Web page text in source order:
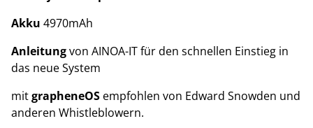
Akku 4970mAh
Anleitungvon AINOA-IT für den schnellen Einstieg in
das neue System
mitgrapheneOS empfohlen von Edward Snowden und
anderen Whistleblowern.